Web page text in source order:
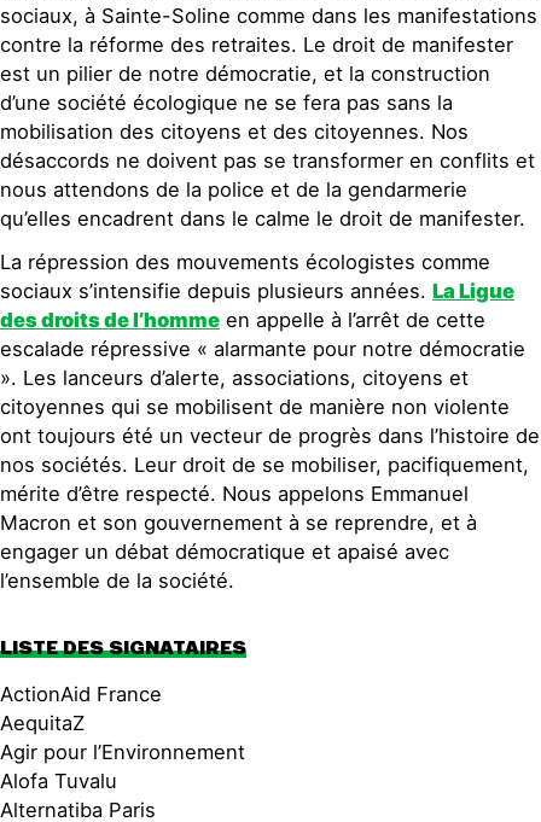
sociaux, à Sainte-Soline comme dans les manifestations
contre la réforme des retraites. Le droit de manifester
est un pilier de notre démocratie, et la construction
d’une société écologique ne se fera pas sans la
mobilisation des citoyens et des citoyennes. Nos
désaccords ne doivent pas se transformer en conflits et
nous attendons de la police et de la gendarmerie
qu’elles encadrent dans le calme le droit de manifester.
La répression des mouvements écologistes comme
sociaux s’intensifie depuis plusieurs années. La Ligue
des droits de l’homme en appelle à l’arrêt de cette
escalade répressive « alarmante pour notre démocratie
». Les lanceurs d’alerte, associations, citoyens et
citoyennes qui se mobilisent de manière non violente
ont toujours été un vecteur de progrès dans l’histoire de
nos sociétés. Leur droit de se mobiliser, pacifiquement,
mérite d’être respecté. Nous appelons Emmanuel
Macron et son gouvernement à se reprendre, et à
engager un débat démocratique et apaisé avec
l’ensemble de la société.
LISTE DES SIGNATAIRES
ActionAid France
AequitaZ
Agir pour l’Environnement
Alofa Tuvalu
Alternatiba Paris